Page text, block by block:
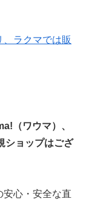
ラクマでは販
（ワウマ）、
ショップはござ
安心・安全な直